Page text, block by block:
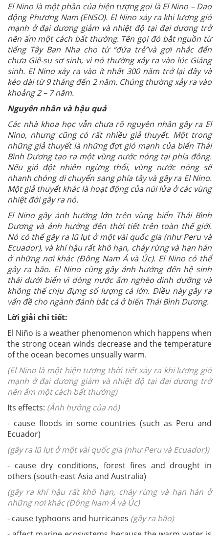
El Nino là một phần của hiện tượng gọi là El Nino – Dao
động Phương Nam (ENSO). El Nino xảy ra khi lượng gió
mạnh ở đại dương giảm và nhiệt độ tại đại dương trở
nên ấm một cách bất thường. Tên gọi đó bắt nguồn từ
tiếng Tây Ban Nha cho từ “đứa trẻ”và gợi nhắc đến
chưa Giê-su sơ sinh, vì nó thường xảy ra vào lúc Giáng
sinh. El Nino xảy ra vào ít nhất 300 năm trở lại đây và
kéo dài từ 9 tháng đến 2 năm. Chúng thường xảy ra vào
khoảng 2 – 7 năm.
Nguyên nhân và hậu quả
Các nhà khoa học vẫn chưa rõ nguyên nhân gây ra El
Nino, nhưng cũng có rất nhiều giả thuyết. Một trong
những giả thuyết là những đợt gió mạnh của biển Thái
Bình Dương tạo ra một vùng nước nóng tại phía đông.
Nếu gió đột nhiên ngừng thổi, vùng nước nóng sẽ
nhanh chóng di chuyển sang phía tây và gây ra El Nino.
Một giả thuyết khác là hoạt động của núi lửa ở các vùng
nhiệt đới gây ra nó.
El Nino gây ảnh hưởng lớn trên vùng biển Thái Bình
Dương và ảnh hưởng đến thời tiết trên toàn thế giới.
Nó có thể gây ra lũ lụt ở một vài quốc gia (như Peru và
Ecuador), và khí hậu rất khô hạn, cháy rừng và hạn hán
ở những nơi khác (Đông Nam Á và Úc). El Nino có thể
gây ra bão. El Nino cũng gây ảnh hưởng đến hệ sinh
thái dưới biển vì dòng nước ấm nghèo dinh dưỡng và
không thể chịu đựng số lượng cá lớn. Điều này gây ra
vấn đề cho ngành đánh bắt cá ở biển Thái Bình Dương.
Lời giải chi tiết:
El Niño is a weather phenomenon which happens when
the strong ocean winds decrease and the temperature
of the ocean becomes unsually warm.
(El Nino là một hiện tượng thời tiết xảy ra khi lượng gió
mạnh ở đại dương giảm và nhiệt độ tại đại dương trở
nên ấm một cách bất thường)
Its effects: (Ảnh hưởng của nó)
- cause floods in some countries (such as Peru and
Ecuador)
(gây ra lũ lụt ở một vài quốc gia (như Peru và Ecuador))
- cause dry conditions, forest fires and drought in
others (south-east Asia and Australia)
(gây ra khí hậu rất khô hạn, cháy rừng và hạn hán ở
những nơi khác (Đông Nam Á và Úc)
- cause typhoons and hurricanes (gây ra bão)